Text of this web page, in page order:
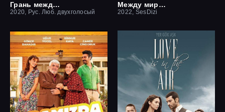
Грань между нами
2020, Рус. Люб. двухголосый
Между миром и мной
2022, SesDizi